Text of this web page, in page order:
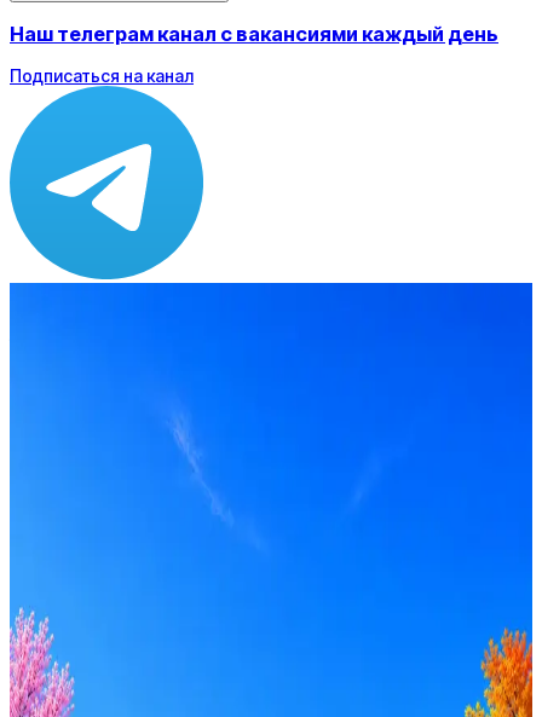
Наш телеграм канал с вакансиями каждый день
Подписаться на канал
Оффер быстрее с Эйч